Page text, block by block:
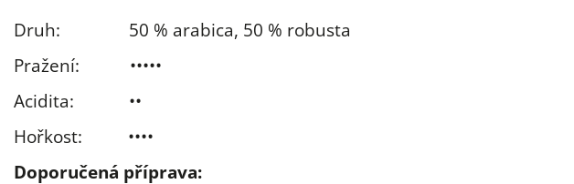
Druh: 50 % arabica, 50 % robusta
Pražení: •••••
Acidita: ••
Hořkost: ••••
Doporučená příprava: